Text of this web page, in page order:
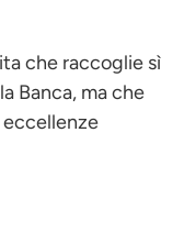
che raccoglie sì
Banca, ma che
eccellenze